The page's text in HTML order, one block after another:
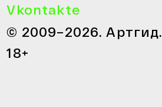
© 2009–2026. Артгид.
18+
Vkontakte